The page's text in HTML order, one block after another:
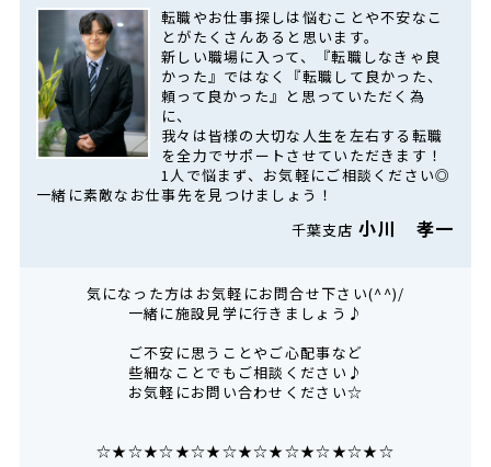
転職やお仕事探しは悩むことや不安なこ
とがたくさんあると思います。
新しい職場に入って、『転職しなきゃ良
かった』ではなく『転職して良かった、
頼って良かった』と思っていただく為
に、
我々は皆様の大切な人生を左右する転職
を全力でサポートさせていただきます！
1人で悩まず、お気軽にご相談ください◎
一緒に素敵なお仕事先を見つけましょう！
千葉支店小川 孝一
気になった方はお気軽にお問合せ下さい(^^)/
一緒に施設見学に行きましょう♪
ご不安に思うことやご心配事など
些細なことでもご相談ください♪
お気軽にお問い合わせください☆
☆★☆★☆★☆★☆★☆★☆★☆★☆★☆